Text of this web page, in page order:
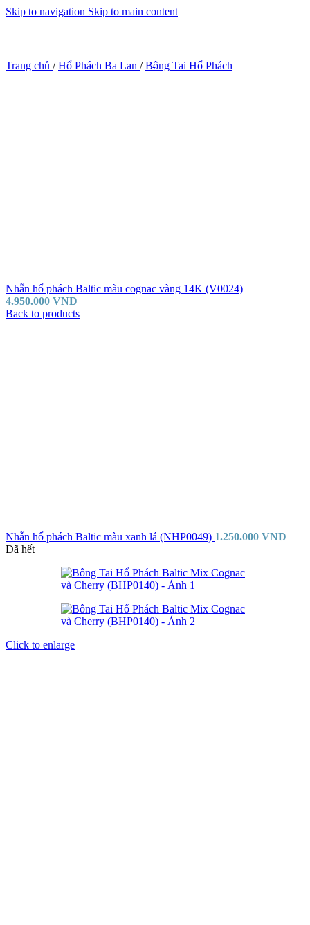
Skip to navigation Skip to main content
Trang chủ / Hổ Phách Ba Lan / Bông Tai Hổ Phách
Nhẫn hổ phách Baltic màu cognac vàng 14K (V0024)
4.950.000 VND
Back to products
Nhẫn hổ phách Baltic màu xanh lá (NHP0049) 1.250.000 VND
Đã hết
Click to enlarge